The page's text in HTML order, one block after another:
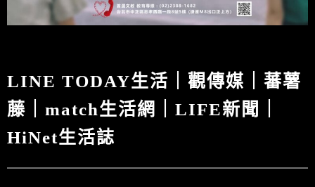
LINE TODAY生活｜觀傳媒｜蕃薯
藤｜match生活網｜LIFE新聞｜
HiNet生活誌